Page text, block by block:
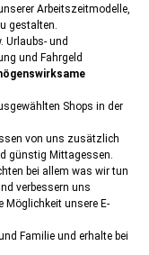
Arbeitszeitmodelle,
gestalten.
Urlaubs- und
und Fahrgeld
Shops in der
von uns zusätzlich
günstig Mittagessen.
bei allem was wir tun
verbessern uns
unsere E-
Familie und erhalte bei